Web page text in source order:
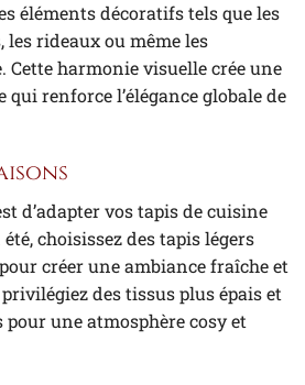
éléments décoratifs tels que les
les rideaux ou même les
Cette harmonie visuelle crée une
renforce l’élégance globale de
d’adapter vos tapis de cuisine
choisissez des tapis légers
créer une ambiance fraîche et
des tissus plus épais et
une atmosphère cosy et